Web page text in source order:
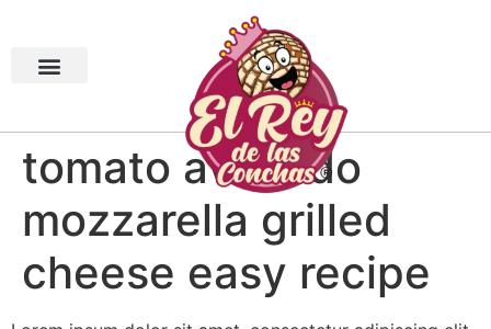
tomato avocado
mozzarella grilled
cheese easy recipe